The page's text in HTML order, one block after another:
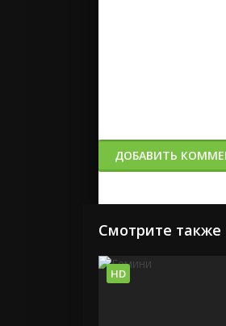
ДОБАВИТЬ
Смотрите также
HD